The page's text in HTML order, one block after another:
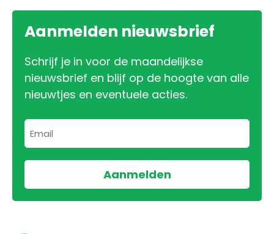
Aanmelden nieuwsbrief
Schrijf je in voor de maandelijkse
nieuwsbrief en blijf op de hoogte van alle
nieuwtjes en eventuele acties.